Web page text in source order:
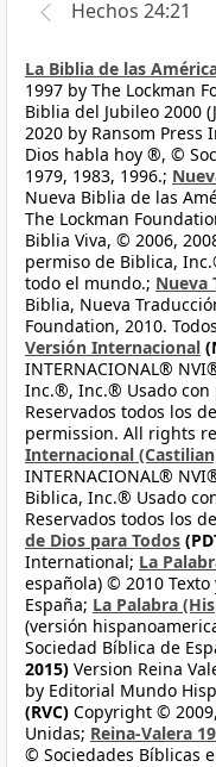
Hechos 24:21
La Biblia de las
1997 by The Lockman
Biblia del Jubileo 2000
2020 by Ransom Press
Dios habla hoy ®, ©
1979, 1983, 1996.;
Nueva Biblia de las
The Lockman
Biblia Viva, © 2006,
permiso de Biblica,
todo el mundo.; Nueva
Biblia, Nueva
Foundation, 2010.
Versión Internacional
INTERNACIONAL®
Inc.®, Inc.® Usado
Reservados todos los
permission. All rights
Internacional
INTERNACIONAL®
Biblica, Inc.® Usado
Reservados todos los
de Dios para Todos
International; La
española) © 2010
España; La Palabra
(versión
Sociedad Bíblica de
2015) Version Reina
by Editorial Mundo
(RVC) Copyright ©
Unidas; Reina-Valera
© Sociedades Bíblicas